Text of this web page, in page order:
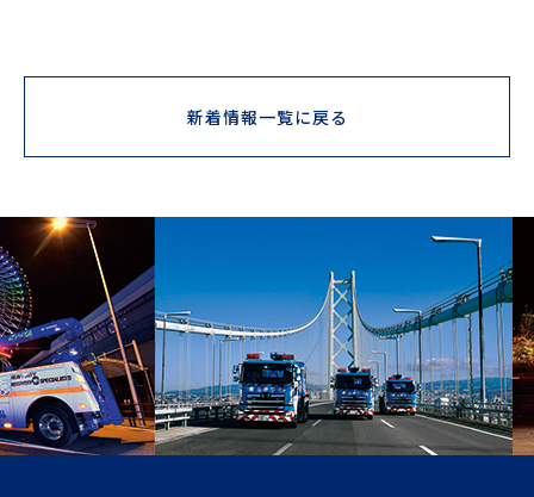
新着情報一覧に戻る